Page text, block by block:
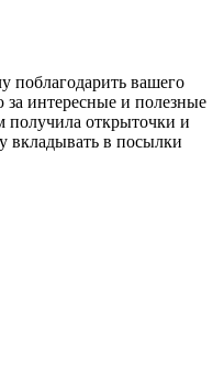
поблагодарить вашего
интересные и полезные
получила открыточки и
вкладывать в посылки